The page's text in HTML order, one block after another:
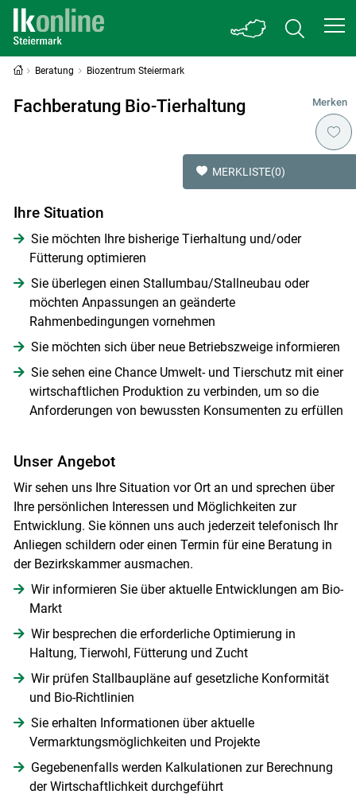
Beratung Biozentrum Steiermark
Merken
Fachberatung Bio-Tierhaltung
MERKLISTE(0)
Ihre Situation
Sie möchten Ihre bisherige Tierhaltung und/oder
Fütterung optimieren
Sie überlegen einen Stallumbau/Stallneubau oder
möchten Anpassungen an geänderte
Rahmenbedingungen vornehmen
Sie möchten sich über neue Betriebszweige informieren
Sie sehen eine Chance Umwelt- und Tierschutz mit einer
wirtschaftlichen Produktion zu verbinden, um so die
Anforderungen von bewussten Konsumenten zu erfüllen
Unser Angebot
Wir sehen uns Ihre Situation vor Ort an und sprechen über
Ihre persönlichen Interessen und Möglichkeiten zur
Entwicklung. Sie können uns auch jederzeit telefonisch Ihr
Anliegen schildern oder einen Termin für eine Beratung in
der Bezirkskammer ausmachen.
Wir informieren Sie über aktuelle Entwicklungen am Bio-
Markt
Wir besprechen die erforderliche Optimierung in
Haltung, Tierwohl, Fütterung und Zucht
Wir prüfen Stallbaupläne auf gesetzliche Konformität
und Bio-Richtlinien
Sie erhalten Informationen über aktuelle
Vermarktungsmöglichkeiten und Projekte
Gegebenenfalls werden Kalkulationen zur Berechnung
der Wirtschaftlichkeit durchgeführt